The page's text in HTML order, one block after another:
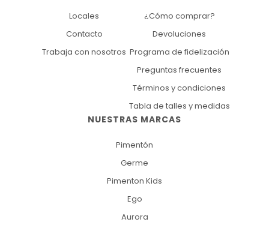
NUESTRAS MARCAS
Pimentón
Germe
Pimenton Kids
Ego
Aurora
¿Cómo comprar?
Devoluciones
Programa de fidelización
Preguntas frecuentes
Términos y condiciones
Tabla de talles y medidas
Locales
Contacto
Trabaja con nosotros